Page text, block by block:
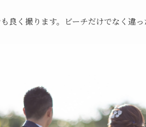
良く撮ります。ビーチだけでなく違